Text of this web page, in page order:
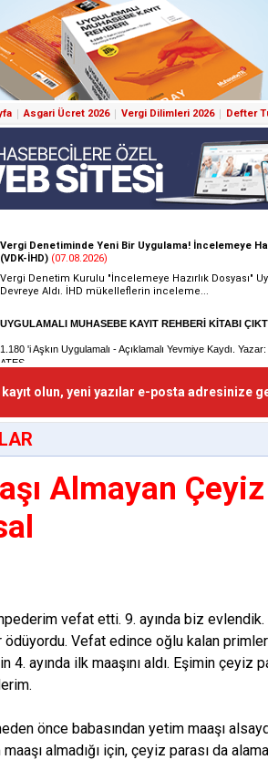
Asgari Ücret 2026 Vergi Dilimleri 2026 Defter
olun, yeni yazılar e-posta adresinize
Almayan
vefat etti. 9. ayında biz
Vefat edince oğlu kalan
4. ayında ilk maaşını aldı. Eşimin çeyiz
önce babasından yetim maaşı
almadığı için, çeyiz parası da